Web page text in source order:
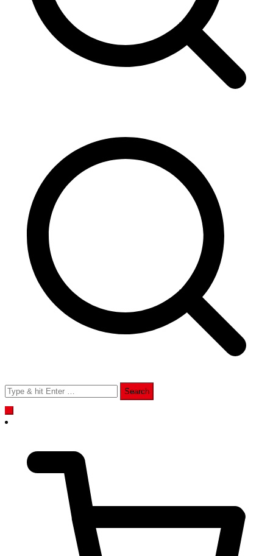
Search
for: